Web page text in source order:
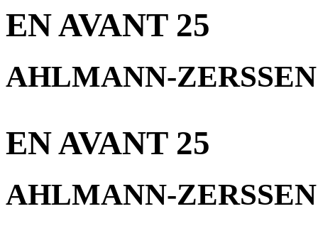
EN AVANT 25
AHLMANN-ZERSSEN
EN AVANT 25
AHLMANN-ZERSSEN